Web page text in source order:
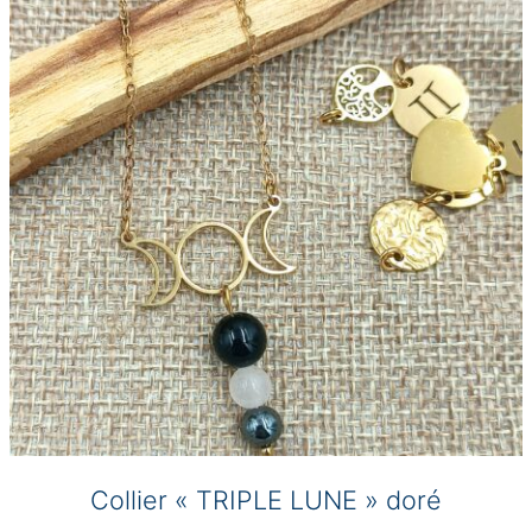
options
peuvent
être
choisies
sur
la
page
du
produit
Collier « TRIPLE LUNE » doré